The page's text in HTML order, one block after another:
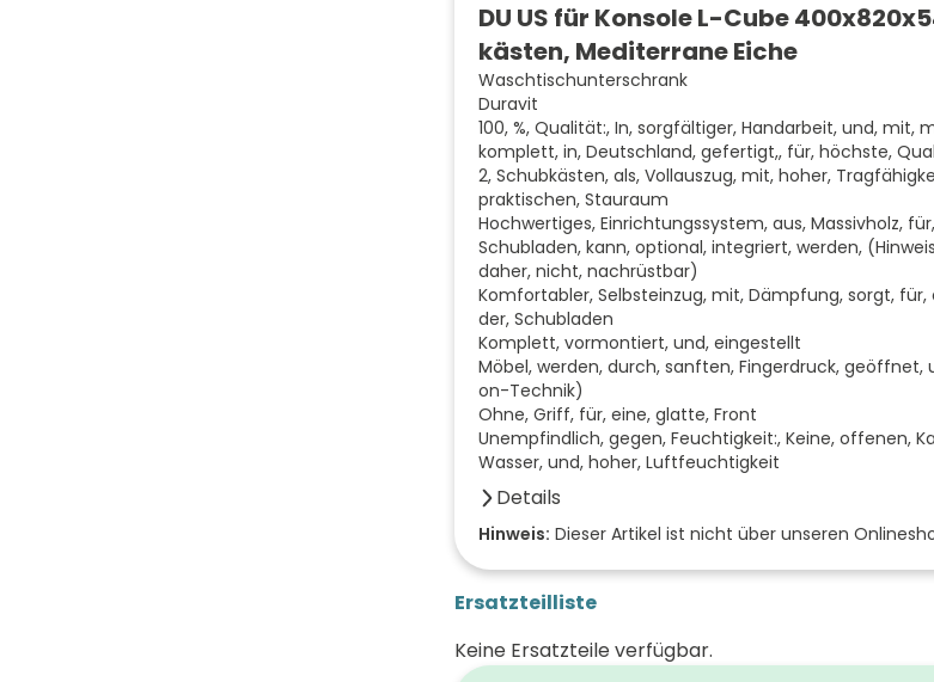
DU US für Konsole L-Cube
kästen, Mediterrane Eiche
Waschtischunterschrank
Duravit
100, %, Qualität:, In, sorgfältiger, Handarbeit, und, mit,
komplett, in, Deutschland, gefertigt,, für, höchste,
2, Schubkästen, als, Vollauszug, mit, hoher,
praktischen, Stauraum
Hochwertiges, Einrichtungssystem, aus, Massivholz,
Schubladen, kann, optional, integriert, werden,
daher, nicht, nachrüstbar)
Komfortabler, Selbsteinzug, mit, Dämpfung, sorgt, für,
der, Schubladen
Komplett, vormontiert, und, eingestellt
Möbel, werden, durch, sanften, Fingerdruck, geöffnet,
on-Technik)
Ohne, Griff, für, eine, glatte, Front
Unempfindlich, gegen, Feuchtigkeit:, Keine, offenen,
Wasser, und, hoher, Luftfeuchtigkeit
Details
Farbe der Front
Breite (mm)
Hinweis: Dieser Artikel ist nicht über unseren
Ersatzteilliste
Keine Ersatzteile verfügbar.